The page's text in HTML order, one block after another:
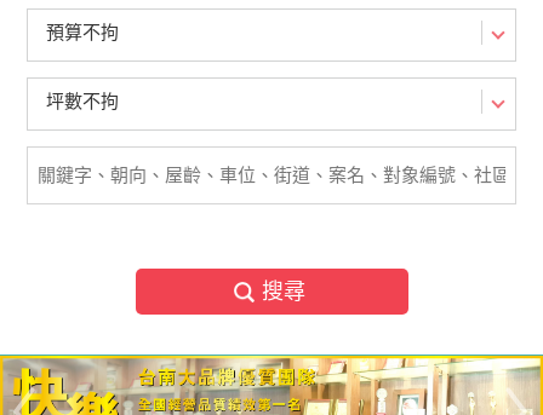
預算不拘
坪數不拘
搜尋